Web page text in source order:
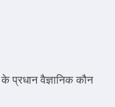
प्रधान वैज्ञानिक कौन